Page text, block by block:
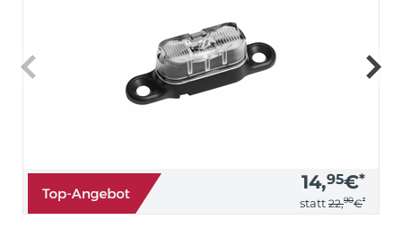
14,95€*
statt 22,90€*